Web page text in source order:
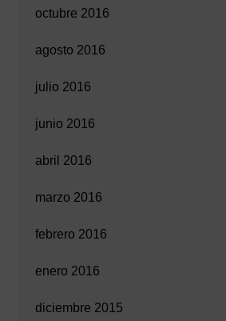
octubre 2016
agosto 2016
julio 2016
junio 2016
abril 2016
marzo 2016
febrero 2016
enero 2016
diciembre 2015